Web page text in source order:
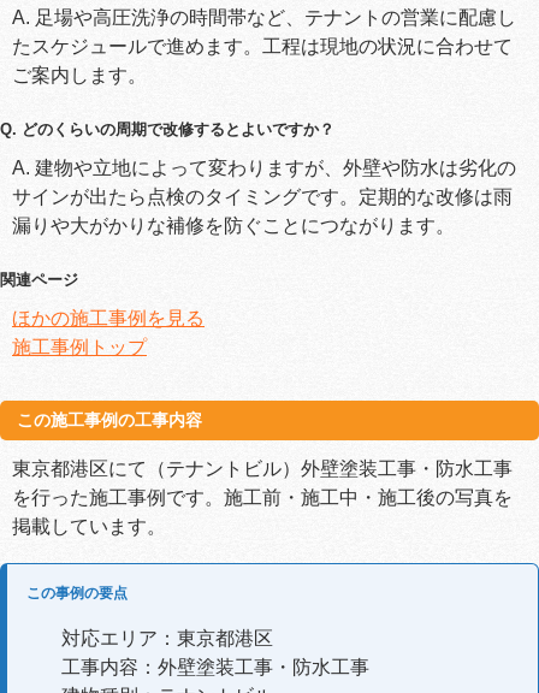
A. 足場や高圧洗浄の時間帯など、テナントの営業に配慮し
たスケジュールで進めます。工程は現地の状況に合わせて
ご案内します。
Q. どのくらいの周期で改修するとよいですか？
A. 建物や立地によって変わりますが、外壁や防水は劣化の
サインが出たら点検のタイミングです。定期的な改修は雨
漏りや大がかりな補修を防ぐことにつながります。
関連ページ
ほかの施工事例を見る
施工事例トップ
この施工事例の工事内容
東京都港区にて（テナントビル）外壁塗装工事・防水工事
を行った施工事例です。施工前・施工中・施工後の写真を
掲載しています。
この事例の要点
対応エリア：東京都港区
工事内容：外壁塗装工事・防水工事